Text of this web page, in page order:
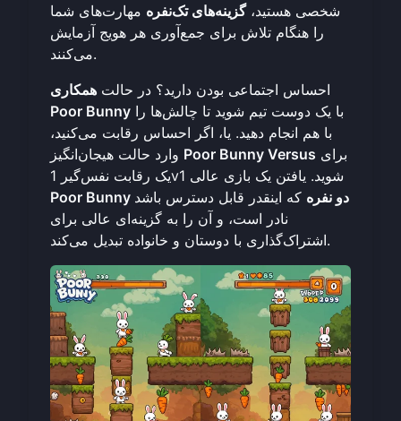
شخصی هستید،گزینه‌های تک‌نفره مهارت‌های شما
را هنگام تلاش برای جمع‌آوری هر هویج آزمایش
می‌کنند.
احساس اجتماعی بودن دارید؟ در حالت همکاری
Poor Bunny
با هم انجام دهید. یا، اگر احساس رقابت می‌کنید،
Poor Bunny Versus
یک رقابت نفس‌گیر 1v1 شوید. یافتن یک بازی عالی
Poor Bunny دو نفره که اینقدر قابل دسترس باشد
نادر است، و آن را به گزینه‌ای عالی برای
اشتراک‌گذاری با دوستان و خانواده تبدیل می‌کند.